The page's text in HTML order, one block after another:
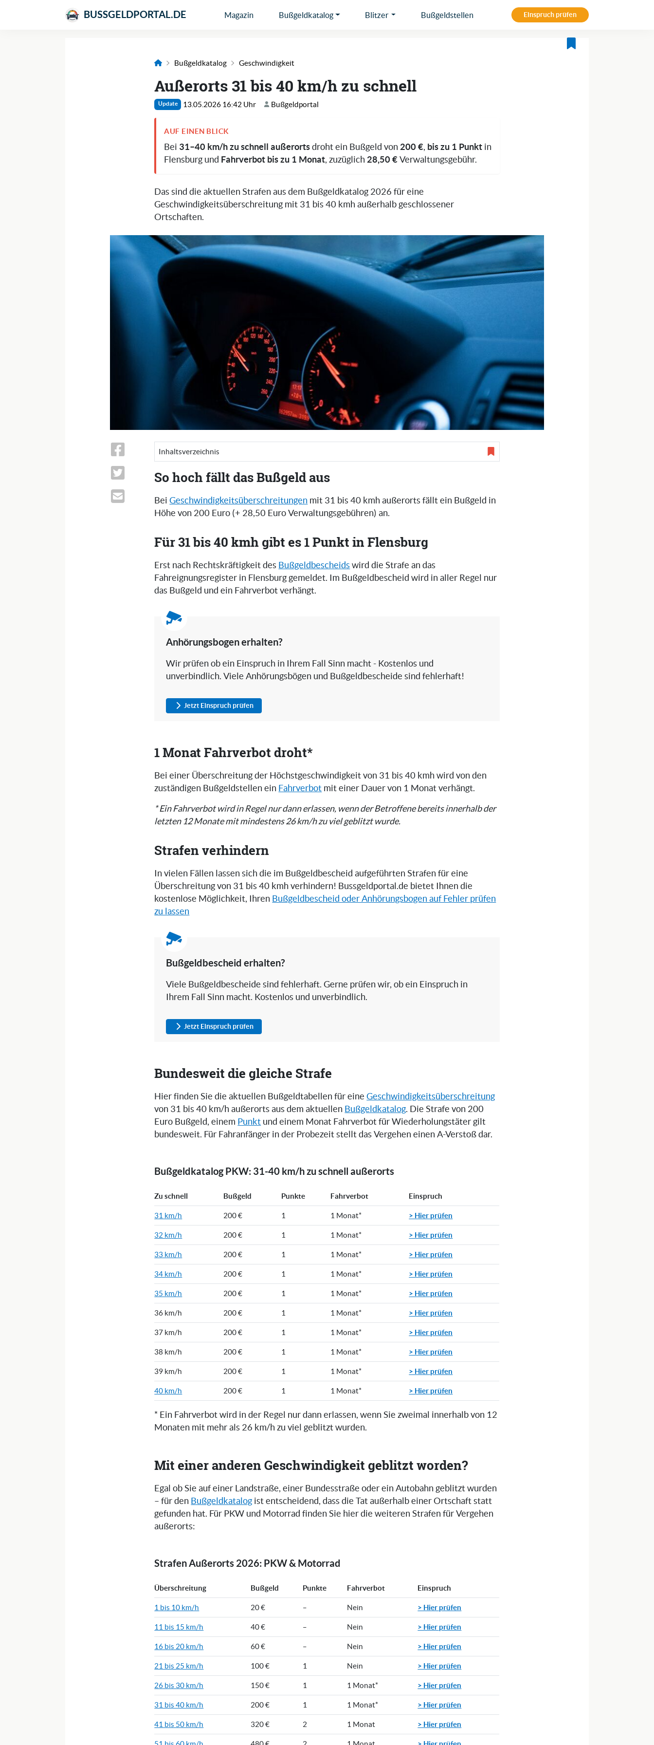
BUSSGELDPORTAL.DE Magazin Bußgeldkatalog Blitzer Bußgeldstellen Einspruch prüfen
Bußgeldkatalog Geschwindigkeit
Außerorts 31 bis 40 km/h zu schnell
Update 13.05.2026 16:42 Uhr Bußgeldportal
AUF EINEN BLICK
Bei 31–40 km/h zu schnell außerorts droht ein Bußgeld von200 €, bis zu 1 Punkt in
Flensburg und Fahrverbot bis zu 1 Monat, zuzüglich28,50 € Verwaltungsgebühr.
Das sind die aktuellen Strafen aus dem Bußgeldkatalog 2026 für eine
Geschwindigkeitsüberschreitung mit 31 bis 40 kmh außerhalb geschlossener
Ortschaften.
Inhaltsverzeichnis
So hoch fällt das Bußgeld aus
BeiGeschwindigkeitsüberschreitungen mit 31 bis 40 kmh außerorts fällt ein Bußgeld in
Höhe von 200 Euro (+ 28,50 Euro Verwaltungsgebühren) an.
Für 31 bis 40 kmh gibt es 1 Punkt in Flensburg
Erst nach Rechtskräftigkeit des Bußgeldbescheids wird die Strafe an das
Fahreignungsregister in Flensburg gemeldet. Im Bußgeldbescheid wird in aller Regel nur
das Bußgeld und ein Fahrverbot verhängt.
Anhörungsbogen erhalten?
Wir prüfen ob ein Einspruch in Ihrem Fall Sinn macht - Kostenlos und
unverbindlich. Viele Anhörungsbögen und Bußgeldbescheide sind fehlerhaft!
Jetzt Einspruch prüfen
1 Monat Fahrverbot droht*
Bei einer Überschreitung der Höchstgeschwindigkeit von 31 bis 40 kmh wird von den
zuständigen Bußgeldstellen ein Fahrverbot mit einer Dauer von 1 Monat verhängt.
* Ein Fahrverbot wird in Regel nur dann erlassen, wenn der Betroffene bereits innerhalb der
letzten 12 Monate mit mindestens 26 km/h zu viel geblitzt wurde.
Strafen verhindern
In vielen Fällen lassen sich die im Bußgeldbescheid aufgeführten Strafen für eine
Überschreitung von 31 bis 40 kmh verhindern! Bussgeldportal.de bietet Ihnen die
kostenlose Möglichkeit, Ihren Bußgeldbescheid oder Anhörungsbogen auf Fehler prüfen
zu lassen
Bußgeldbescheid erhalten?
Viele Bußgeldbescheide sind fehlerhaft. Gerne prüfen wir, ob ein Einspruch in
Ihrem Fall Sinn macht. Kostenlos und unverbindlich.
Jetzt Einspruch prüfen
Bundesweit die gleiche Strafe
Hier finden Sie die aktuellen Bußgeldtabellen für eineGeschwindigkeitsüberschreitung
von 31 bis 40 km/h außerorts aus dem aktuellen Bußgeldkatalog. Die Strafe von 200
Euro Bußgeld, einem Punkt und einem Monat Fahrverbot für Wiederholungstäter gilt
bundesweit. Für Fahranfänger in der Probezeit stellt das Vergehen einen A-Verstoß dar.
Bußgeldkatalog PKW: 31-40 km/h zu schnell außerorts
Zu schnell Bußgeld Punkte Fahrverbot Einspruch
31 km/h 200 € 1 1 Monat* > Hier prüfen
32 km/h 200 € 1 1 Monat* > Hier prüfen
33 km/h 200 € 1 1 Monat* > Hier prüfen
34 km/h 200 € 1 1 Monat* > Hier prüfen
35 km/h 200 € 1 1 Monat* > Hier prüfen
36 km/h 200 € 1 1 Monat* > Hier prüfen
37 km/h 200 € 1 1 Monat* > Hier prüfen
38 km/h 200 € 1 1 Monat* > Hier prüfen
39 km/h 200 € 1 1 Monat* > Hier prüfen
40 km/h 200 € 1 1 Monat* > Hier prüfen
* Ein Fahrverbot wird in der Regel nur dann erlassen, wenn Sie zweimal innerhalb von 12
Monaten mit mehr als 26 km/h zu viel geblitzt wurden.
Mit einer anderen Geschwindigkeit geblitzt worden?
Egal ob Sie auf einer Landstraße, einer Bundesstraße oder ein Autobahn geblitzt wurden
– für den Bußgeldkatalog ist entscheidend, dass die Tat außerhalb einer Ortschaft statt
gefunden hat. Für PKW und Motorrad finden Sie hier die weiteren Strafen für Vergehen
außerorts:
Strafen Außerorts 2026: PKW & Motorrad
Überschreitung Bußgeld Punkte Fahrverbot Einspruch
1 bis 10 km/h 20 € – Nein > Hier prüfen
11 bis 15 km/h 40 € – Nein > Hier prüfen
16 bis 20 km/h 60 € – Nein > Hier prüfen
21 bis 25 km/h 100 € 1 Nein > Hier prüfen
26 bis 30 km/h 150 € 1 1 Monat* > Hier prüfen
31 bis 40 km/h 200 € 1 1 Monat* > Hier prüfen
41 bis 50 km/h 320 € 2 1 Monat > Hier prüfen